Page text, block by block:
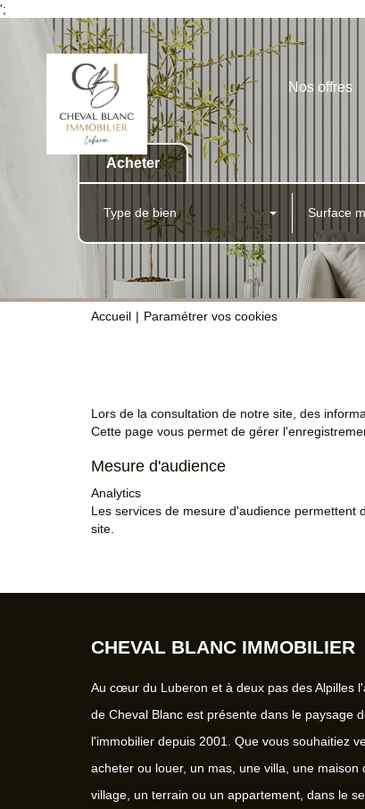
';
Nos offres
Acheter
Type de bien
Accueil Paramétrer vos cookies
Lors de la consultation de notre site, des
Cette page vous permet de gérer
Mesure d'audience
Analytics
Les services de mesure d'audience
site.
CHEVAL BLANC IMMOBILIER
Au cœur du Luberon et à deux pas des Alpilles
de Cheval Blanc est présente dans le paysage
l'immobilier depuis 2001. Que vous souhaitiez
acheter ou louer, un mas, une villa, une maison
village, un terrain ou un appartement, dans le